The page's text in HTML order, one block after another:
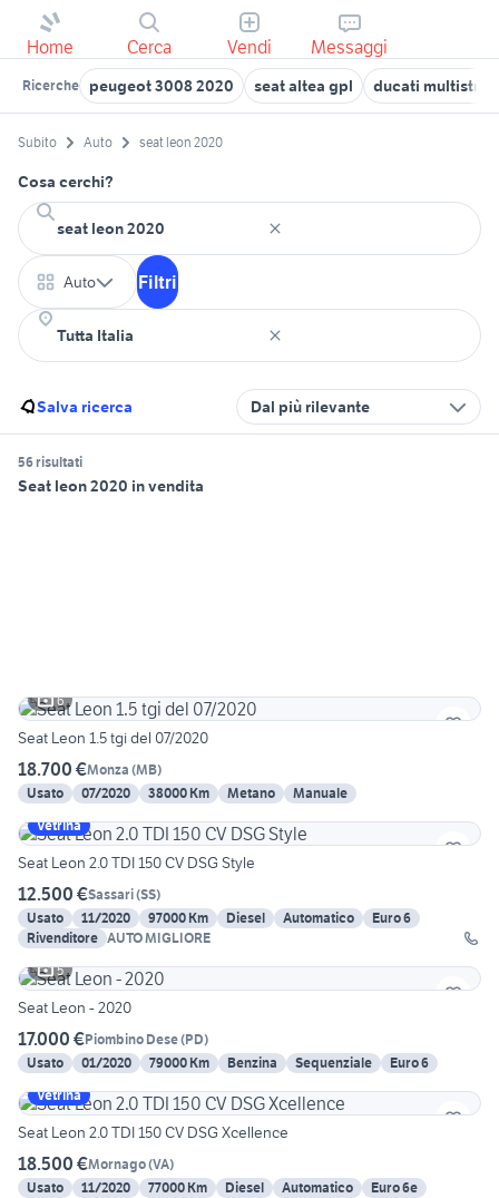
Home Cerca Vendi Messaggi
Ricerche peugeot 3008 2020 seat altea gpl ducati
Subito Auto seat leon 2020
Cosa cerchi?
Auto Filtri
Salva ricerca Dal più rilevante
56 risultati
Seat leon 2020 in vendita
6
Seat Leon 1.5 tgi del 07/2020
18.700 €Monza (MB)
Usato
07/2020 38000 Km Metano
Manuale
Vetrina
Seat Leon 2.0 TDI 150 CV DSG Style
12.500 €Sassari(SS)
Usato
11/2020 97000 Km Diesel Automatico
Euro 6
Rivenditore AUTO MIGLIORE
5
Seat Leon - 2020
17.000 €Piombino Dese(PD)
Usato
01/2020 79000 Km Benzina Sequenziale
Euro 6
Vetrina
Seat Leon 2.0 TDI 150 CV DSG Xcellence
18.500 €Mornago(VA)
Usato
11/2020 77000 Km Diesel Automatico
Euro 6e